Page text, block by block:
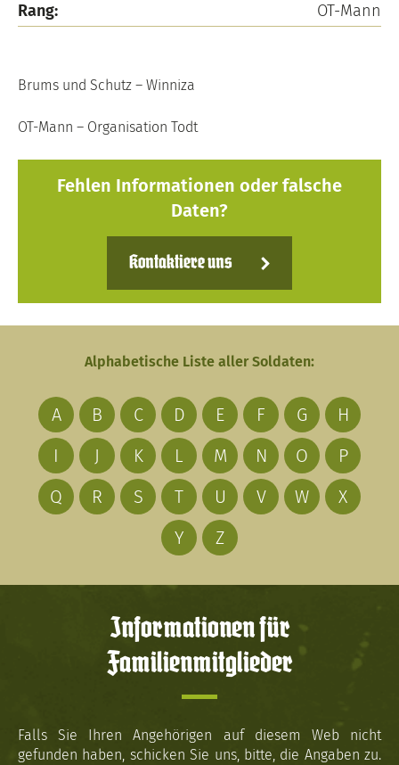
Rang:
OT-Mann
Brums und Schutz – Winniza
OT-Mann – Organisation Todt
Fehlen Informationen oder falsche
Daten?
Kontaktiere uns
Alphabetische Liste aller Soldaten:
A B C D E F G
H
I
J K L M N O
P
Q
R S T U V W
X
Y
Z
Informationen für
Familienmitglieder
Falls Sie Ihren Angehörigen auf diesem Web nicht
gefunden haben, schicken Sie uns, bitte, die Angaben zu.